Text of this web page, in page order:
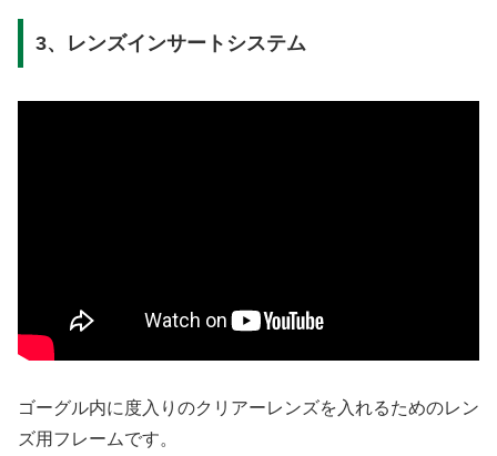
3、レンズインサートシステム
ゴーグル内に度入りのクリアーレンズを入れるためのレン
ズ用フレームです。